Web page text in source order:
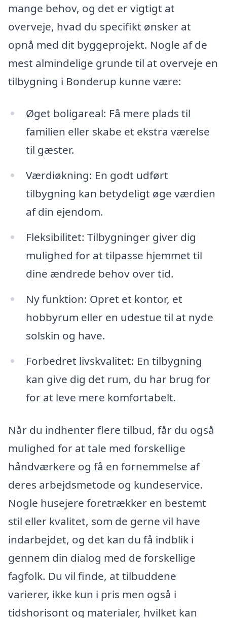
mange behov, og det er vigtigt at
overveje, hvad du specifikt ønsker at
opnå med dit byggeprojekt. Nogle af de
mest almindelige grunde til at overveje en
tilbygning i Bonderup kunne være:
Øget boligareal: Få mere plads til
familien eller skabe et ekstra værelse
til gæster.
Værdiøkning: En godt udført
tilbygning kan betydeligt øge værdien
af din ejendom.
Fleksibilitet: Tilbygninger giver dig
mulighed for at tilpasse hjemmet til
dine ændrede behov over tid.
Ny funktion: Opret et kontor, et
hobbyrum eller en udestue til at nyde
solskin og have.
Forbedret livskvalitet: En tilbygning
kan give dig det rum, du har brug for
for at leve mere komfortabelt.
Når du indhenter flere tilbud, får du også
mulighed for at tale med forskellige
håndværkere og få en fornemmelse af
deres arbejdsmetode og kundeservice.
Nogle husejere foretrækker en bestemt
stil eller kvalitet, som de gerne vil have
indarbejdet, og det kan du få indblik i
gennem din dialog med de forskellige
fagfolk. Du vil finde, at tilbuddene
varierer, ikke kun i pris men også i
tidshorisont og materialer, hvilket kan